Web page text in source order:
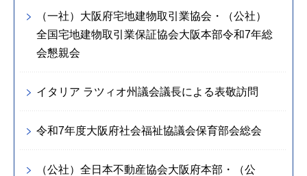
（一社）大阪府宅地建物取引業協会・（公社）
全国宅地建物取引業保証協会大阪本部令和7年総
会懇親会
イタリア ラツィオ州議会議長による表敬訪問
令和7年度大阪府社会福祉協議会保育部会総会
（公社）全日本不動産協会大阪府本部・（公